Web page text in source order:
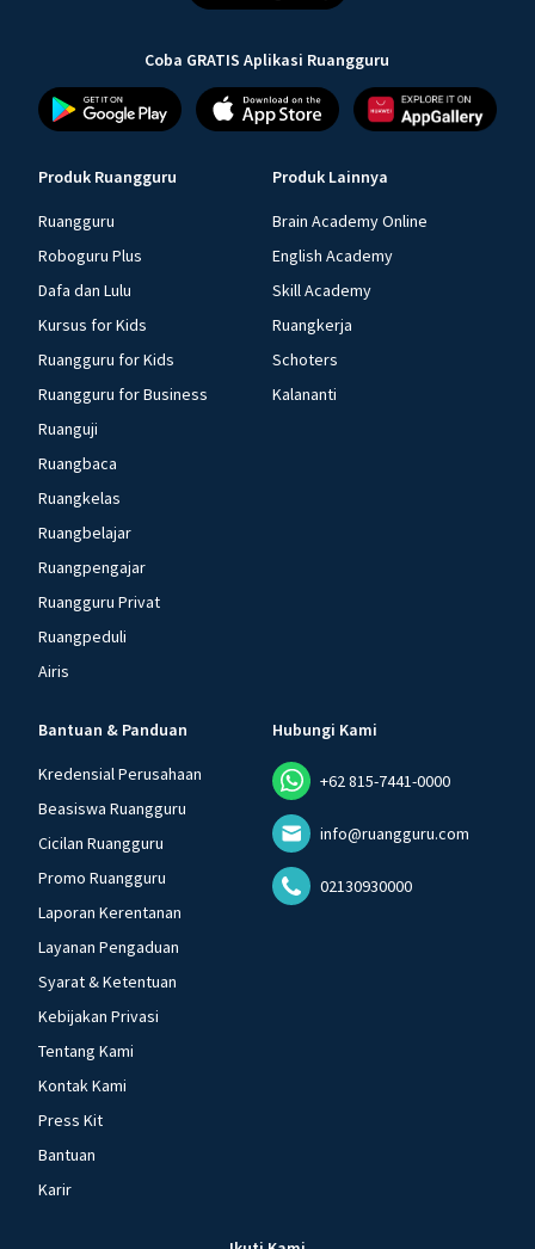
Coba GRATIS Aplikasi Ruangguru
Produk Ruangguru
Ruangguru
Roboguru Plus
Dafa dan Lulu
Kursus for Kids
Ruangguru for Kids
Ruangguru for Business
Ruanguji
Ruangbaca
Ruangkelas
Ruangbelajar
Ruangpengajar
Ruangguru Privat
Ruangpeduli
Airis
Produk Lainnya
Brain Academy Online
English Academy
Skill Academy
Ruangkerja
Schoters
Kalananti
Bantuan & Panduan
Kredensial Perusahaan
Beasiswa Ruangguru
Cicilan Ruangguru
Promo Ruangguru
Laporan Kerentanan
Layanan Pengaduan
Syarat & Ketentuan
Kebijakan Privasi
Tentang Kami
Kontak Kami
Press Kit
Bantuan
Karir
Hubungi Kami
+62 815-7441-0000
info@ruangguru.com
02130930000